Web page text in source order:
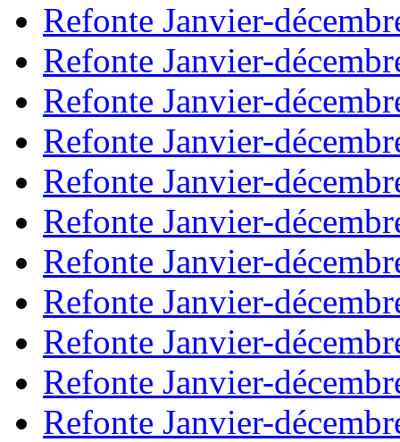
Refonte Janvier-
Refonte Janvier-
Refonte Janvier-
Refonte Janvier-
Refonte Janvier-
Refonte Janvier-
Refonte Janvier-
Refonte Janvier-
Refonte Janvier-
Refonte Janvier-
Refonte Janvier-